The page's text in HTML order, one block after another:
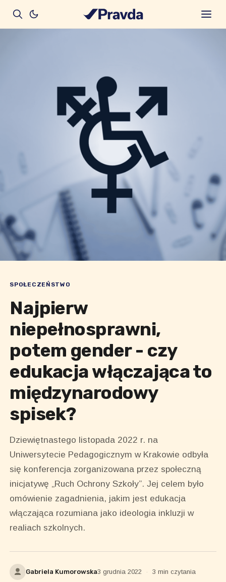
SPOŁECZEŃSTWO
Najpierw
niepełnosprawni,
potem gender - czy
edukacja włączająca to
międzynarodowy
spisek?
Dziewiętnastego listopada 2022 r. na
Uniwersytecie Pedagogicznym w Krakowie odbyła
się konferencja zorganizowana przez społeczną
inicjatywę „Ruch Ochrony Szkoły”. Jej celem było
omówienie zagadnienia, jakim jest edukacja
włączająca rozumiana jako ideologia inkluzji w
realiach szkolnych.
Gabriela Kumorowska3 grudnia 2022 · 3 min czytania